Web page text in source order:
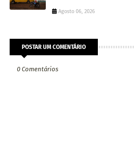
Agosto 06, 2026
POSTAR UM COMENTÁRIO
0 Comentários